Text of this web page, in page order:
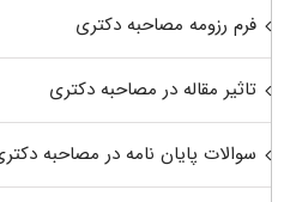
فرم رزومه مصاحبه دکتری
تاثیر مقاله در مصاحبه دکتری
سوالات پایان نامه در مصاحبه